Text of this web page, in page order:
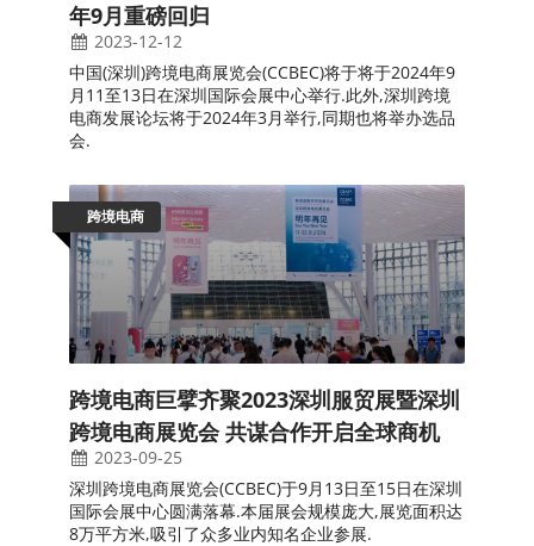
年9月重磅回归
2023-12-12
中国(深圳)跨境电商展览会(CCBEC)将于将于2024年9
月11至13日在深圳国际会展中心举行.此外,深圳跨境
电商发展论坛将于2024年3月举行,同期也将举办选品
会.
跨境电商
跨境电商巨擘齐聚2023深圳服贸展暨深圳
跨境电商展览会 共谋合作开启全球商机
2023-09-25
深圳跨境电商展览会(CCBEC)于9月13日至15日在深圳
国际会展中心圆满落幕.本届展会规模庞大,展览面积达
8万平方米,吸引了众多业内知名企业参展.